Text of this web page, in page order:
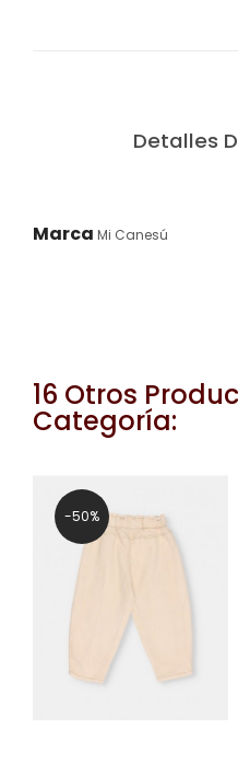
Detalles
Marca Mi Canesú
16 Otros
Categoría:
-50%